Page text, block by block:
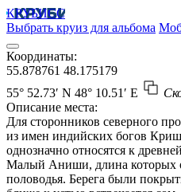
КРУБИСС
Выбрать круиз для альбома
Координаты:
55.878761 48.175179
55° 52.73′ N 48° 10.51′ E
Описание места:
Для сторонников северного
из имен индийских богов
однозначно относятся к
Малый Аниши, длина которых
половодья. Берега были